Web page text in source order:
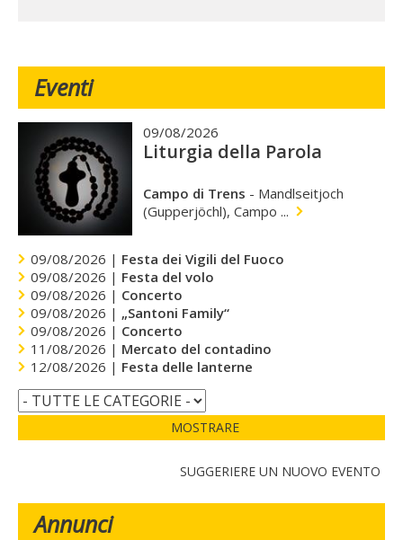
Eventi
09/08/2026
Liturgia della Parola
Campo di Trens - Mandlseitjoch
(Gupperjöchl), Campo ...
09/08/2026 | Festa dei Vigili del Fuoco
09/08/2026 | Festa del volo
09/08/2026 | Concerto
09/08/2026 | „Santoni Family“
09/08/2026 | Concerto
11/08/2026 | Mercato del contadino
12/08/2026 | Festa delle lanterne
MOSTRARE
SUGGERIERE UN NUOVO EVENTO
Annunci